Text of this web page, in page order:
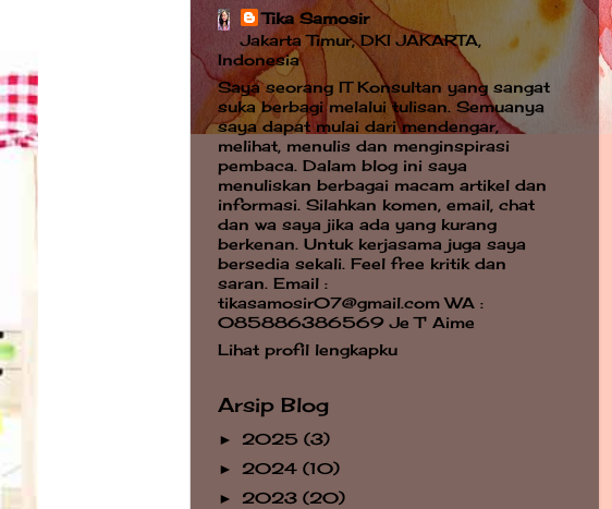
Tika Samosir
Jakarta Timur, DKI JAKARTA,
Indonesia
Saya seorang IT Konsultan yang sangat
suka berbagi melalui tulisan. Semuanya
saya dapat mulai dari mendengar,
melihat, menulis dan menginspirasi
pembaca. Dalam blog ini saya
menuliskan berbagai macam artikel dan
informasi. Silahkan komen, email, chat
dan wa saya jika ada yang kurang
berkenan. Untuk kerjasama juga saya
bersedia sekali. Feel free kritik dan
saran. Email :
tikasamosir07@gmail.com WA :
085886386569 Je T' Aime
Lihat profil lengkapku
Arsip Blog
► 2025 (3)
► 2024 (10)
► 2023 (20)